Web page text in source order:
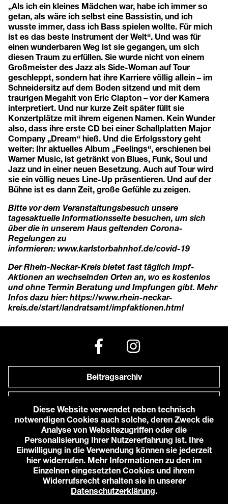
„Als ich ein kleines Mädchen war, habe ich immer so
getan, als wäre ich selbst eine Bassistin, und ich
wusste immer, dass ich Bass spielen wollte. Für mich
ist es das beste Instrument der Welt“. Und was für
einen wunderbaren Weg ist sie gegangen, um sich
diesen Traum zu erfüllen. Sie wurde nicht von einem
Großmeister des Jazz als Side-Woman auf Tour
geschleppt, sondern hat ihre Karriere völlig allein – im
Schneidersitz auf dem Boden sitzend und mit dem
traurigen Megahit von Eric Clapton – vor der Kamera
interpretiert. Und nur kurze Zeit später füllt sie
Konzertplätze mit ihrem eigenen Namen. Kein Wunder
also, dass ihre erste CD bei einer Schallplatten Major
Company „Dream“ hieß. Und die Erfolgsstory geht
weiter: Ihr aktuelles Album „Feelings“, erschienen bei
Warner Music, ist getränkt von Blues, Funk, Soul und
Jazz und in einer neuen Besetzung. Auch auf Tour wird
sie ein völlig neues Line-Up präsentieren. Und auf der
Bühne ist es dann Zeit, große Gefühle zu zeigen.
Bitte vor dem Veranstaltungsbesuch unsere
tagesaktuelle Informationsseite besuchen, um sich
über die in unserem Haus geltenden Corona-
Regelungen zu
informieren: www.karlstorbahnhof.de/covid-19
Der Rhein-Neckar-Kreis bietet fast täglich Impf-
Aktionen an wechselnden Orten an, wo es kostenlos
und ohne Termin Beratung und Impfungen gibt. Mehr
Infos dazu hier: https://www.rhein-neckar-
kreis.de/start/landratsamt/impfaktionen.html
Beitragsarchiv
Anfahrt zu uns
© 2026 Karlstorbahnhof e.V.
Impressum
Datenschutzerklärung
Cookie-Einstellungen
Diese Website verwendet neben technisch
notwendigen Cookies auch solche, deren Zweck die
Analyse von Websitezugriffen oder die
Personalisierung Ihrer Nutzererfahrung ist. Ihre
Einwilligung in die Verwendung können sie jederzeit
hier widerrufen. Mehr Informationen zu den im
Einzelnen eingesetzten Cookies und ihrem
Widerrufsrecht erhalten sie in unserer
Datenschutzerklärung.